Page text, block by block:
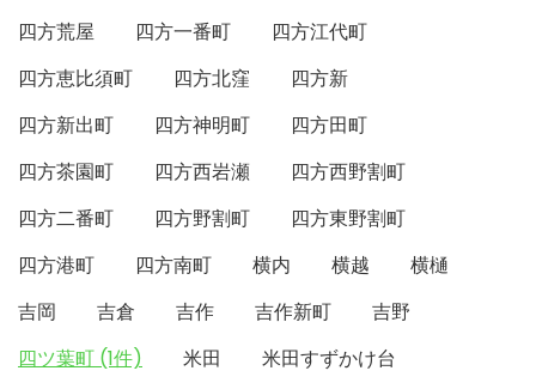
四方荒屋
四方一番町
四方江代町
四方恵比須町
四方北窪
四方新
四方新出町
四方神明町
四方田町
四方茶園町
四方西岩瀬
四方西野割町
四方二番町
四方野割町
四方東野割町
四方港町
四方南町 横内 横越
横樋
吉岡
吉倉 吉作 吉作新町
吉野
四ツ葉町 (1件)
米田
米田すずかけ台